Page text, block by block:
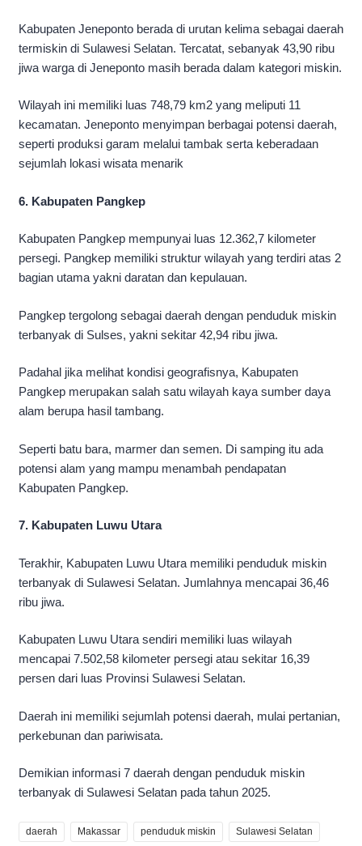
Kabupaten Jeneponto berada di urutan kelima sebagai daerah
termiskin di Sulawesi Selatan. Tercatat, sebanyak 43,90 ribu
jiwa warga di Jeneponto masih berada dalam kategori miskin.
Wilayah ini memiliki luas 748,79 km2 yang meliputi 11
kecamatan. Jeneponto menyimpan berbagai potensi daerah,
seperti produksi garam melalui tambak serta keberadaan
sejumlah lokasi wisata menarik
6. Kabupaten Pangkep
Kabupaten Pangkep mempunyai luas 12.362,7 kilometer
persegi. Pangkep memiliki struktur wilayah yang terdiri atas 2
bagian utama yakni daratan dan kepulauan.
Pangkep tergolong sebagai daerah dengan penduduk miskin
terbanyak di Sulses, yakni sekitar 42,94 ribu jiwa.
Padahal jika melihat kondisi geografisnya, Kabupaten
Pangkep merupakan salah satu wilayah kaya sumber daya
alam berupa hasil tambang.
Seperti batu bara, marmer dan semen. Di samping itu ada
potensi alam yang mampu menambah pendapatan
Kabupaten Pangkep.
7. Kabupaten Luwu Utara
Terakhir, Kabupaten Luwu Utara memiliki penduduk miskin
terbanyak di Sulawesi Selatan. Jumlahnya mencapai 36,46
ribu jiwa.
Kabupaten Luwu Utara sendiri memiliki luas wilayah
mencapai 7.502,58 kilometer persegi atau sekitar 16,39
persen dari luas Provinsi Sulawesi Selatan.
Daerah ini memiliki sejumlah potensi daerah, mulai pertanian,
perkebunan dan pariwisata.
Demikian informasi 7 daerah dengan penduduk miskin
terbanyak di Sulawesi Selatan pada tahun 2025.
daerah Makassar penduduk miskin Sulawesi Selatan